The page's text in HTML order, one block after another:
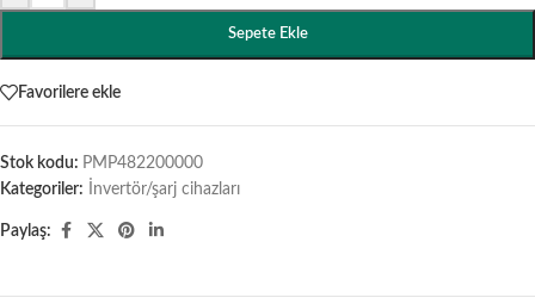
Sepete Ekle
Favorilere ekle
Stok kodu: PMP482200000
Kategoriler:
İnvertör/şarj cihazları
Paylaş: